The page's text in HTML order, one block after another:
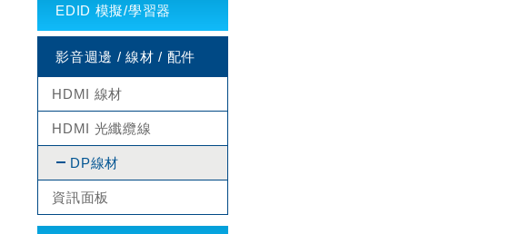
EDID 模擬/學習器
影音週邊 / 線材 / 配件
HDMI 線材
HDMI 光纖纜線
DP線材
資訊面板